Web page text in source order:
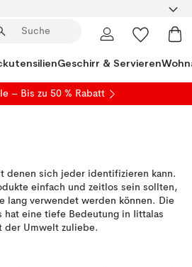
Geschirr & Servieren
– Bis zu 50 % Rabatt
denen sich jeder identifizieren kann.
einfach und zeitlos sein sollten,
lang verwendet werden können. Die
hat eine tiefe Bedeutung in Iittalas
der Umwelt zuliebe.